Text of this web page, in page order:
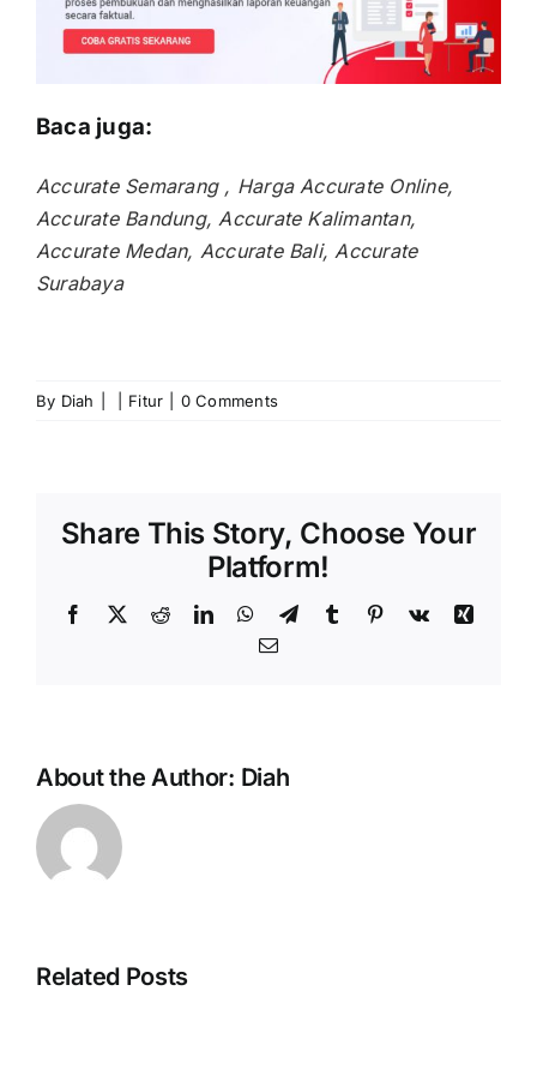
Baca juga:
Accurate Semarang , Harga Accurate Online,
Accurate Bandung, Accurate Kalimantan,
Accurate Medan, Accurate Bali, Accurate
Surabaya
By Diah Fitur 0 Comments
Share This Story, Choose Your
Platform!
Facebook
X RedditLinkedInWhatsApp
TelegramTumblr Pinterest
Vk
Xing
Email
About the Author: Diah
Related Posts
Fitur